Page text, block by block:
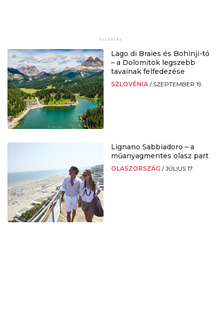
Lago di Braies és Bohinji-tó
– a Dolomitok legszebb
tavainak felfedezése
SZLOVÉNIA / SZEPTEMBER 19.
Lignano Sabbiadoro – a
műanyagmentes olasz part
OLASZORSZÁG /JÚLIUS 17.